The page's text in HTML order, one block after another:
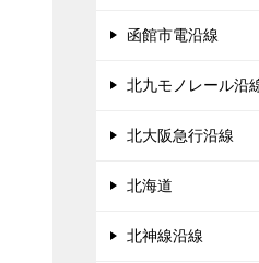
函館市電沿線
北九モノレール沿
北大阪急行沿線
北海道
北神線沿線